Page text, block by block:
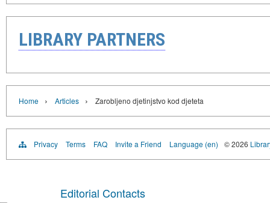
LIBRARY PARTNERS
Home › Articles › Zarobljeno djetinjstvo kod djeteta
Privacy Terms FAQ Invite a Friend Language (en) © 2026
Editorial Contacts